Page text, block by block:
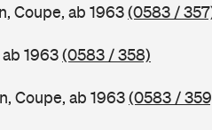
Coupe, ab 1963(0583 /
ab 1963(0583 / 358)
Coupe, ab 1963(0583 /